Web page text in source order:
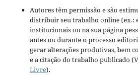
Autores têm permissão e são
distribuir seu trabalho online (ex.:
institucionais ou na sua página
antes ou durante o processo
gerar alterações produtivas, bem
e a citação do trabalho publicado
Livre).